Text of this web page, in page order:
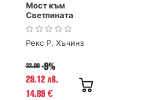
Мост към
Светлината
Рекс Р. Хъчинз
32.00 -9%
29.12 лв.
14.89 €